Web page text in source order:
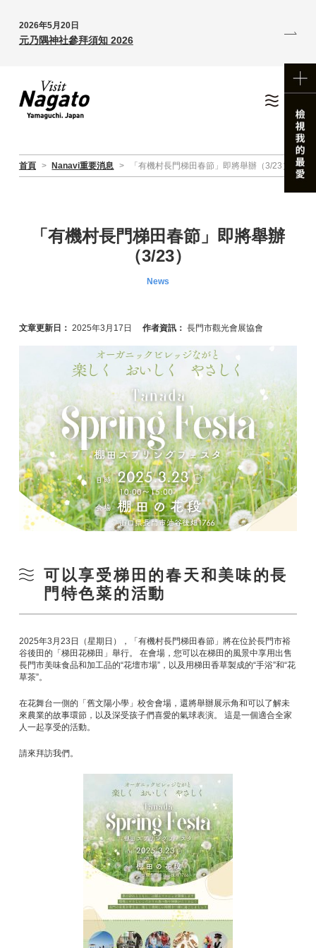
2026年5月20日
元乃隅神社參拜須知 2026
首頁 > Nanavi重要消息 > 「有機村長門梯田春節」即將舉辦（3/23）
「有機村長門梯田春節」即將舉辦
（3/23）
News
文章更新日： 2025年3月17日 作者資訊： 長門市觀光會展協會
可以享受梯田的春天和美味的長
門特色菜的活動
2025年3月23日（星期日），「有機村長門梯田春節」將在位於長門市裕
谷後田的「梯田花梯田」舉行。 在會場，您可以在梯田的風景中享用出售
長門市美味食品和加工品的“花壇市場”，以及用梯田香草製成的“手浴”和“花
草茶”。
在花舞台一側的「舊文陽小學」校舍會場，還將舉辦展示角和可以了解未
來農業的故事環節，以及深受孩子們喜愛的氣球表演。 這是一個適合全家
人一起享受的活動。
請來拜訪我們。